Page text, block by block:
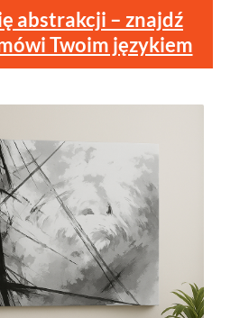
abstrakcji – znajdź
Twoim językiem